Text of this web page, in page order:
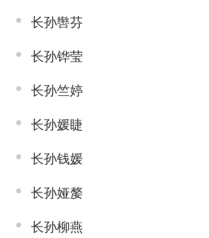
长孙辔芬
长孙铧莹
长孙竺婷
长孙媛睫
长孙钱媛
长孙娅嫠
长孙柳燕